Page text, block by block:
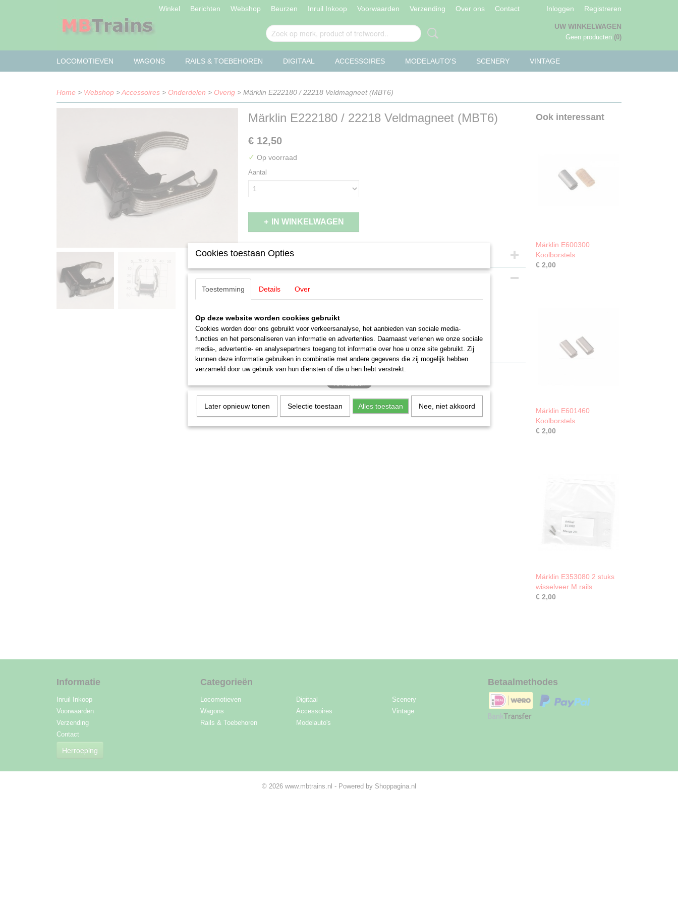
Winkel Berichten Webshop Beurzen Inruil Inkoop Voorwaarden Verzending Over ons Contact Inloggen Registreren
UW WINKELWAGEN
Geen producten (0)
LOCOMOTIEVEN WAGONS RAILS & TOEBEHOREN DIGITAAL ACCESSOIRES MODELAUTO'S SCENERY VINTAGE
Home > Webshop >Accessoires > Onderdelen > Overig > Märklin E222180 / 22218 Veldmagneet (MBT6)
Märklin E222180 / 22218 Veldmagneet (MBT6)
€ 12,50
✓ Op voorraad
Aantal
IN WINKELWAGEN
Specificaties
Productcode leverancier
E222180
Staat
Omschrijving
Märklin E222180 / 22218 Veldmagneet
voor oa 3055
niet meer verkrijgbaar bij Märklin
Ook interessant
Märklin E600300
Koolborstels
€ 2,00
Märklin E601460
Koolborstels
€ 2,00
Märklin E353080 2 stuks
wisselveer M rails
€ 2,00
Informatie
Inruil Inkoop
Voorwaarden
Verzending
Contact
Herroeping
Categorieën
Locomotieven
Wagons
Rails & Toebehoren
Digitaal
Accessoires
Modelauto's
Scenery
Vintage
Betaalmethodes
© 2026 www.mbtrains.nl - Powered by Shoppagina.nl
Cookies toestaan Opties
Toestemming Details Over
Op deze website worden cookies gebruikt
Cookies worden door ons gebruikt voor verkeersanalyse, het aanbieden van sociale media-
functies en het personaliseren van informatie en advertenties. Daarnaast verlenen we onze sociale
media-, advertentie- en analysepartners toegang tot informatie over hoe u onze site gebruikt. Zij
kunnen deze informatie gebruiken in combinatie met andere gegevens die zij mogelijk hebben
verzameld door uw gebruik van hun diensten of die u hen hebt verstrekt.
Later opnieuw tonen Selectie toestaan Alles toestaan Nee, niet akkoord